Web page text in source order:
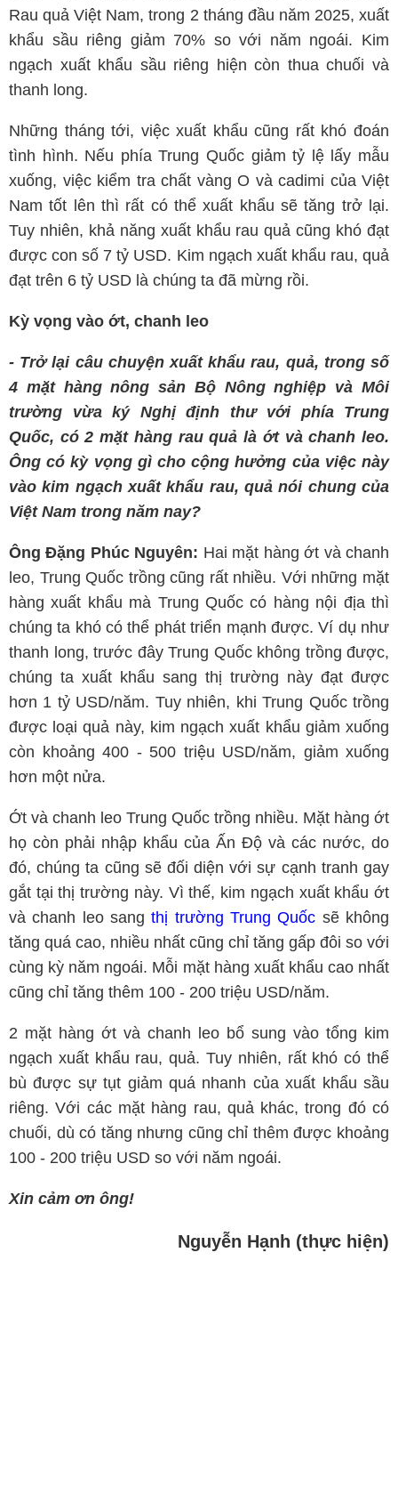
Rau quả Việt Nam, trong 2 tháng đầu năm 2025, xuất
khẩu sầu riêng giảm 70% so với năm ngoái. Kim
ngạch xuất khẩu sầu riêng hiện còn thua chuối và
thanh long.
Những tháng tới, việc xuất khẩu cũng rất khó đoán
tình hình. Nếu phía Trung Quốc giảm tỷ lệ lấy mẫu
xuống, việc kiểm tra chất vàng O và cadimi của Việt
Nam tốt lên thì rất có thể xuất khẩu sẽ tăng trở lại.
Tuy nhiên, khả năng xuất khẩu rau quả cũng khó đạt
được con số 7 tỷ USD. Kim ngạch xuất khẩu rau, quả
đạt trên 6 tỷ USD là chúng ta đã mừng rồi.
Kỳ vọng vào ớt, chanh leo
- Trở lại câu chuyện xuất khẩu rau, quả, trong số
4 mặt hàng nông sản Bộ Nông nghiệp và Môi
trường vừa ký Nghị định thư với phía Trung
Quốc, có 2 mặt hàng rau quả là ớt và chanh leo.
Ông có kỳ vọng gì cho cộng hưởng của việc này
vào kim ngạch xuất khẩu rau, quả nói chung của
Việt Nam trong năm nay?
Ông Đặng Phúc Nguyên: Hai mặt hàng ớt và chanh
leo, Trung Quốc trồng cũng rất nhiều. Với những mặt
hàng xuất khẩu mà Trung Quốc có hàng nội địa thì
chúng ta khó có thể phát triển mạnh được. Ví dụ như
thanh long, trước đây Trung Quốc không trồng được,
chúng ta xuất khẩu sang thị trường này đạt được
hơn 1 tỷ USD/năm. Tuy nhiên, khi Trung Quốc trồng
được loại quả này, kim ngạch xuất khẩu giảm xuống
còn khoảng 400 - 500 triệu USD/năm, giảm xuống
hơn một nửa.
Ớt và chanh leo Trung Quốc trồng nhiều. Mặt hàng ớt
họ còn phải nhập khẩu của Ấn Độ và các nước, do
đó, chúng ta cũng sẽ đối diện với sự cạnh tranh gay
gắt tại thị trường này. Vì thế, kim ngạch xuất khẩu ớt
và chanh leo sangthị trường Trung Quốc sẽ không
tăng quá cao, nhiều nhất cũng chỉ tăng gấp đôi so với
cùng kỳ năm ngoái. Mỗi mặt hàng xuất khẩu cao nhất
cũng chỉ tăng thêm 100 - 200 triệu USD/năm.
2 mặt hàng ớt và chanh leo bổ sung vào tổng kim
ngạch xuất khẩu rau, quả. Tuy nhiên, rất khó có thể
bù được sự tụt giảm quá nhanh của xuất khẩu sầu
riêng. Với các mặt hàng rau, quả khác, trong đó có
chuối, dù có tăng nhưng cũng chỉ thêm được khoảng
100 - 200 triệu USD so với năm ngoái.
Xin cảm ơn ông!
Nguyễn Hạnh (thực hiện)